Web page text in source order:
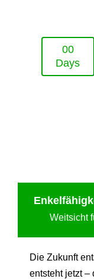
00
Days
Weitsicht
Die Zukunft
entsteht jetzt –